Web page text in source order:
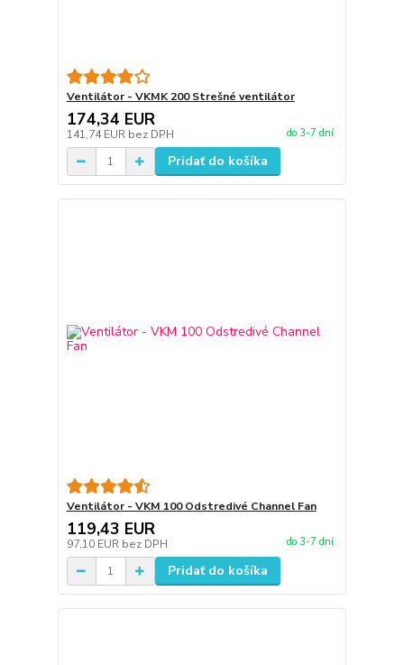
Ventilátor - VKMK 200 Strešné ventilátor
174,34 EUR
141,74 EUR bez DPH do 3-7 dní
Pridať do košíka
Ventilátor - VKM 100 Odstredivé Channel Fan
119,43 EUR
97,10 EUR bez DPH do 3-7 dní
Pridať do košíka